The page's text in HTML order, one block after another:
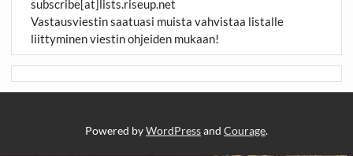
subscribe[at]lists.riseup.net
Vastausviestin saatuasi muista vahvistaa listalle
liittyminen viestin ohjeiden mukaan!
Powered byWordPressand Courage.